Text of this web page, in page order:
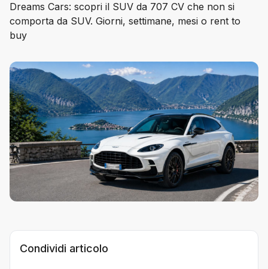
Dreams Cars: scopri il SUV da 707 CV che non si
comporta da SUV. Giorni, settimane, mesi o rent to
buy
Condividi articolo